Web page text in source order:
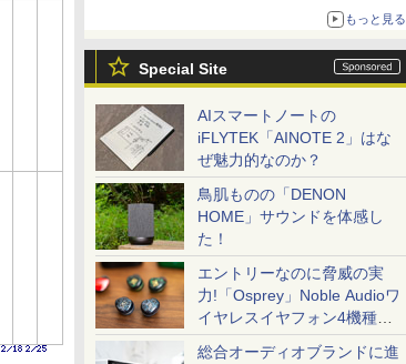
もっと見る
Special Site
AIスマートノートの
iFLYTEK「AINOTE 2」はな
ぜ魅力的なのか？
鳥肌ものの「DENON
HOME」サウンドを体感し
た！
エントリーなのに脅威の実
力!「Osprey」Noble Audioワ
イヤレスイヤフォン4機種を
一気に聴く
総合オーディオブランドに進